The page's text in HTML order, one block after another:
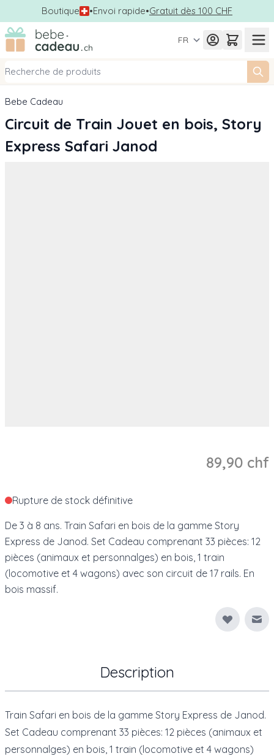
Boutique •Envoi rapide•Gratuit dès 100 CHF
Allez au contenu
FR
Bebe Cadeau
Circuit de Train Jouet en bois, Story
Express Safari Janod
89,90 chf
Rupture de stock définitive
De 3 à 8 ans. Train Safari en bois de la gamme Story
Express de Janod. Set Cadeau comprenant 33 pièces: 12
pièces (animaux et personnalges) en bois, 1 train
(locomotive et 4 wagons) avec son circuit de 17 rails. En
bois massif.
Description
Train Safari en bois de la gamme Story Express de Janod.
Set Cadeau comprenant 33 pièces: 12 pièces (animaux et
personnalges) en bois, 1 train (locomotive et 4 wagons)